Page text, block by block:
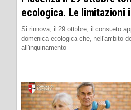
ecologica. Le limitazioni
Si rinnova, il 29 ottobre, il consueto
domenica ecologica che, nell'ambito
all'inquinamento